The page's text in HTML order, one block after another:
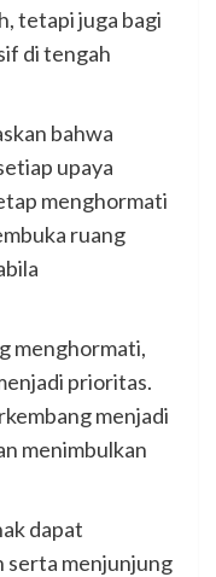
tetapi juga bagi
di tengah
bahwa
upaya
menghormati
ruang
menghormati,
prioritas.
menjadi
menimbulkan
dapat
serta menjunjung